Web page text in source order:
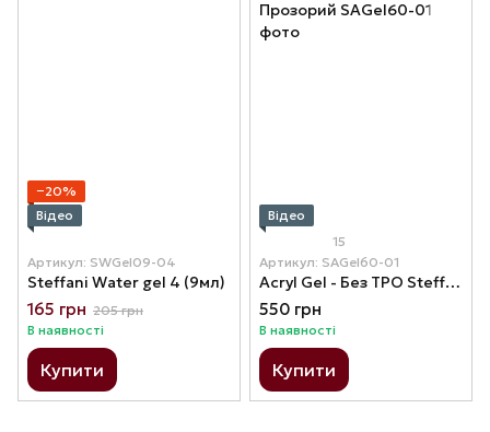
−20%
Відео
Артикул: SWGel09-04
Steffani Water gel 4 (9мл)
165 грн 205 грн
В наявності
Купити
Відео
15
Артикул: SAGel60-01
Acryl Gel - Без ТРО Steffani 60 ml. №1 - Прозорий
550 грн
В наявності
Купити